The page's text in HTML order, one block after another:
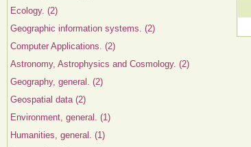
Ecology. (2)
Geographic information systems. (2)
Computer Applications. (2)
Astronomy, Astrophysics and Cosmology. (2)
Geography, general. (2)
Geospatial data (2)
Environment, general. (1)
Humanities, general. (1)